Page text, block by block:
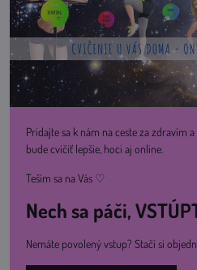
Pridajte sa k nám na ceste za zdravím
bude cvičiť lepšie, hoci aj online.
Teším sa na Vás ♡
Nech sa páči,
Nemáte povolený vstup? Stačí si